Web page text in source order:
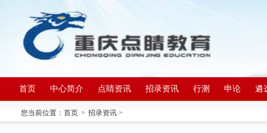
首页 中心简介 点睛资讯 招录资讯 行测 申论 遴
您当前位置： 首页 > 招录资讯 >